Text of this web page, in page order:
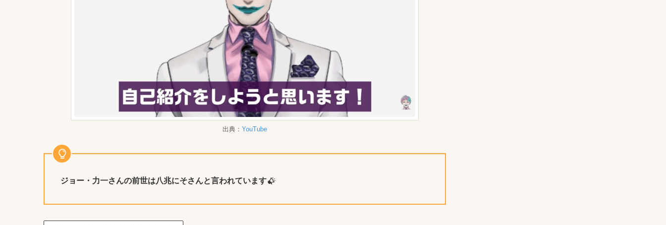
出典： YouTube
ジョー・力一さんの前世は八兆にそさんと言われています